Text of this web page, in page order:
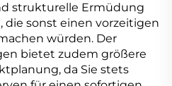
strukturelle Ermüdung
die sonst einen vorzeitigen
würden. Der
bietet zudem größere
da Sie stets